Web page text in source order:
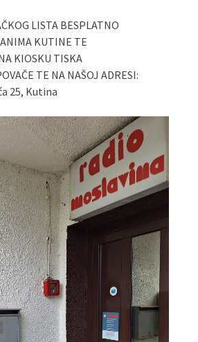
LISTA BESPLATNO
KUTINE TE
KIOSKU TISKA
TE NA NAŠOJ ADRESI:
25, Kutina